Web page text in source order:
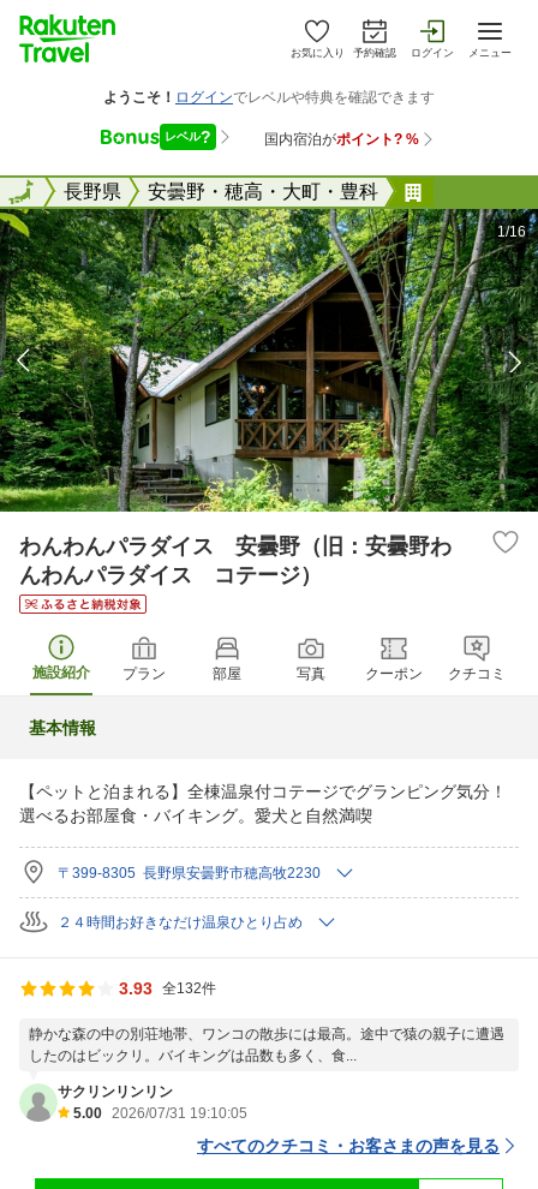
お気に入り 予約確認 ログイン メニュー
全国長野県 安曇野・穂高・大町・豊科
全国
1/16
わんわんパラダイス 安曇野（旧：安曇野わ
んわんパラダイス コテージ）
施設紹介 プラン 部屋 写真 クーポン クチコミ
基本情報
【ペットと泊まれる】全棟温泉付コテージでグランピング気分！
選べるお部屋食・バイキング。愛犬と自然満喫
〒399-8305 長野県安曇野市穂高牧2230
２４時間お好きなだけ温泉ひとり占め
3.93 全132件
静かな森の中の別荘地帯、ワンコの散歩には最高。途中で猿の親子に遭遇
したのはビックリ。バイキングは品数も多く、食...
サクリンリンリン
5.00 2026/07/31 19:10:05
すべてのクチコミ・お客さまの声を見る